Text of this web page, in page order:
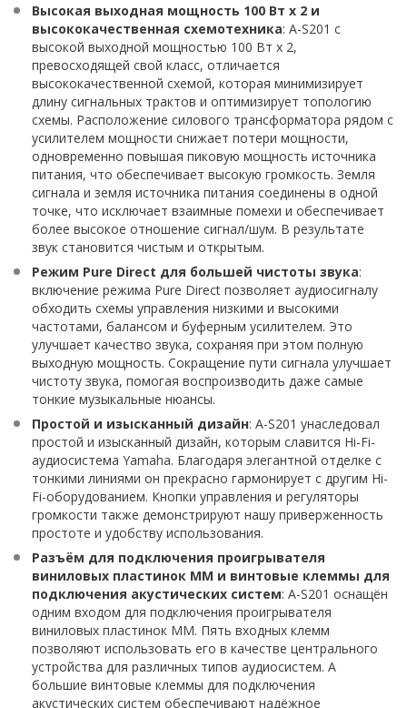
Высокая выходная мощность 100 Вт х 2 и
высококачественная схемотехника: A-S201 с
высокой выходной мощностью 100 Вт х 2,
превосходящей свой класс, отличается
высококачественной схемой, которая минимизирует
длину сигнальных трактов и оптимизирует топологию
схемы. Расположение силового трансформатора рядом с
усилителем мощности снижает потери мощности,
одновременно повышая пиковую мощность источника
питания, что обеспечивает высокую громкость. Земля
сигнала и земля источника питания соединены в одной
точке, что исключает взаимные помехи и обеспечивает
более высокое отношение сигнал/шум. В результате
звук становится чистым и открытым.
Режим Pure Direct для большей чистоты звука:
включение режима Pure Direct позволяет аудиосигналу
обходить схемы управления низкими и высокими
частотами, балансом и буферным усилителем. Это
улучшает качество звука, сохраняя при этом полную
выходную мощность. Сокращение пути сигнала улучшает
чистоту звука, помогая воспроизводить даже самые
тонкие музыкальные нюансы.
Простой и изысканный дизайн: A-S201 унаследовал
простой и изысканный дизайн, которым славится Hi-Fi-
аудиосистема Yamaha. Благодаря элегантной отделке с
тонкими линиями он прекрасно гармонирует с другим Hi-
Fi-оборудованием. Кнопки управления и регуляторы
громкости также демонстрируют нашу приверженность
простоте и удобству использования.
Разъём для подключения проигрывателя
виниловых пластинок MM и винтовые клеммы для
подключения акустических систем: A-S201 оснащён
одним входом для подключения проигрывателя
виниловых пластинок MM. Пять входных клемм
позволяют использовать его в качестве центрального
устройства для различных типов аудиосистем. А
большие винтовые клеммы для подключения
акустических систем обеспечивают надёжное